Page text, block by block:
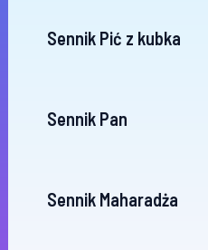
Sennik Pić z kubka
Sennik Pan
Sennik Maharadża